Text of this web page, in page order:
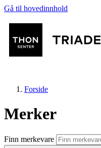
Gå til hovedinnhold
Butikker
Forside
Merker
Finn merkevare